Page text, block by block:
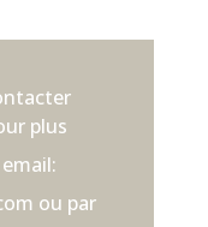
plus
ou par